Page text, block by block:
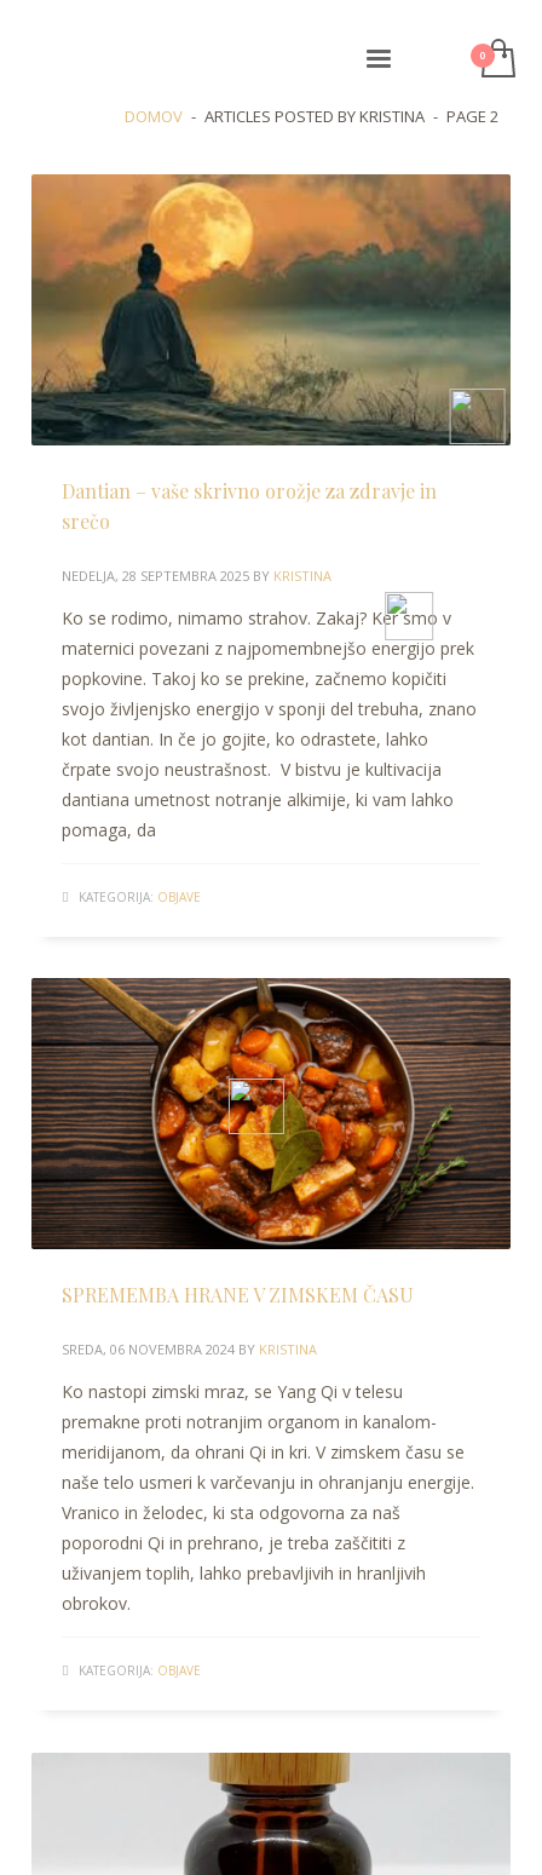
DOMOV ARTICLES POSTED BY KRISTINA PAGE 2
Dantian – vaše skrivno orožje za zdravje in
srečo
NEDELJA, 28 SEPTEMBRA 2025 BY KRISTINA
Ko se rodimo, nimamo strahov. Zakaj? Ker smo v
maternici povezani z najpomembnejšo energijo prek
popkovine. Takoj ko se prekine, začnemo kopičiti
svojo življenjsko energijo v sponji del trebuha, znano
kot dantian. In če jo gojite, ko odrastete, lahko
črpate svojo neustrašnost. V bistvu je kultivacija
dantiana umetnost notranje alkimije, ki vam lahko
pomaga, da
KATEGORIJA: OBJAVE
SPREMEMBA HRANE V ZIMSKEM ČASU
SREDA, 06 NOVEMBRA 2024 BY KRISTINA
Ko nastopi zimski mraz, se Yang Qi v telesu
premakne proti notranjim organom in kanalom-
meridijanom, da ohrani Qi in kri. V zimskem času se
naše telo usmeri k varčevanju in ohranjanju energije.
Vranico in želodec, ki sta odgovorna za naš
poporodni Qi in prehrano, je treba zaščititi z
uživanjem toplih, lahko prebavljivih in hranljivih
obrokov.
KATEGORIJA: OBJAVE